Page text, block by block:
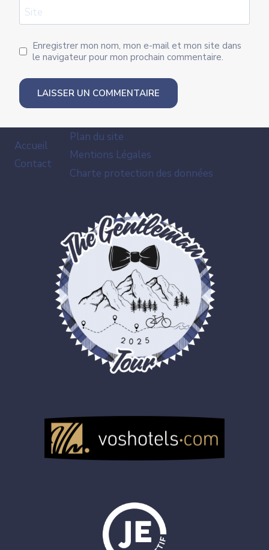
Site
Enregistrer mon nom, mon e-mail et mon site dans
le navigateur pour mon prochain commentaire.
Accueil
Contact
Plan du site
Mentions Légales
Charte protection des données